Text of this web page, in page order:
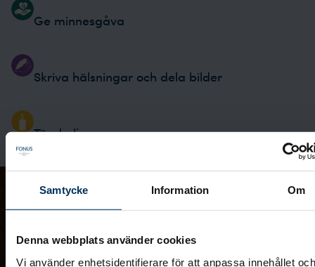
Samtycke Information Om
Denna webbplats använder cookies
Vi använder enhetsidentifierare för att anpassa innehållet och
Ge minnesgåva
Skriva hälsningar och dela bilder
Tända ljus